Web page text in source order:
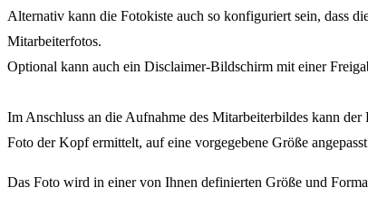
Alternativ kann die Fotokiste auch so konfiguriert sein, dass
Mitarbeiterfotos.
Optional kann auch ein Disclaimer-Bildschirm mit einer
Im Anschluss an die Aufnahme des Mitarbeiterbildes kann
Foto der Kopf ermittelt, auf eine vorgegebene Größe
Das Foto wird in einer von Ihnen definierten Größe und